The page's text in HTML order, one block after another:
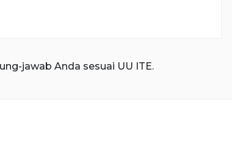
jawab Anda sesuai UU ITE.